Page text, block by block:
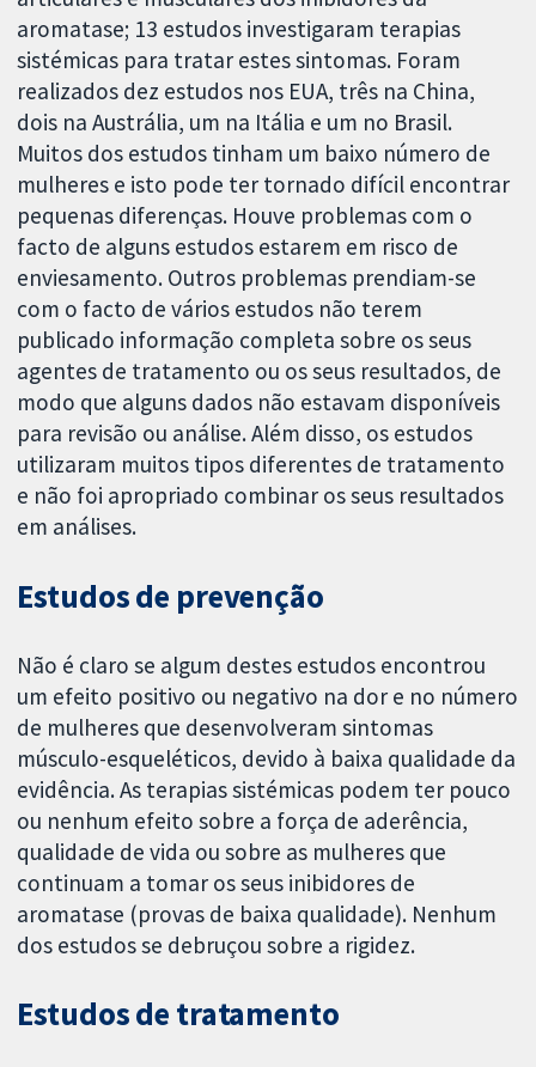
aromatase; 13 estudos investigaram terapias
sistémicas para tratar estes sintomas. Foram
realizados dez estudos nos EUA, três na China,
dois na Austrália, um na Itália e um no Brasil.
Muitos dos estudos tinham um baixo número de
mulheres e isto pode ter tornado difícil encontrar
pequenas diferenças. Houve problemas com o
facto de alguns estudos estarem em risco de
enviesamento. Outros problemas prendiam-se
com o facto de vários estudos não terem
publicado informação completa sobre os seus
agentes de tratamento ou os seus resultados, de
modo que alguns dados não estavam disponíveis
para revisão ou análise. Além disso, os estudos
utilizaram muitos tipos diferentes de tratamento
e não foi apropriado combinar os seus resultados
em análises.
Estudos de prevenção
Não é claro se algum destes estudos encontrou
um efeito positivo ou negativo na dor e no número
de mulheres que desenvolveram sintomas
músculo-esqueléticos, devido à baixa qualidade da
evidência. As terapias sistémicas podem ter pouco
ou nenhum efeito sobre a força de aderência,
qualidade de vida ou sobre as mulheres que
continuam a tomar os seus inibidores de
aromatase (provas de baixa qualidade). Nenhum
dos estudos se debruçou sobre a rigidez.
Estudos de tratamento